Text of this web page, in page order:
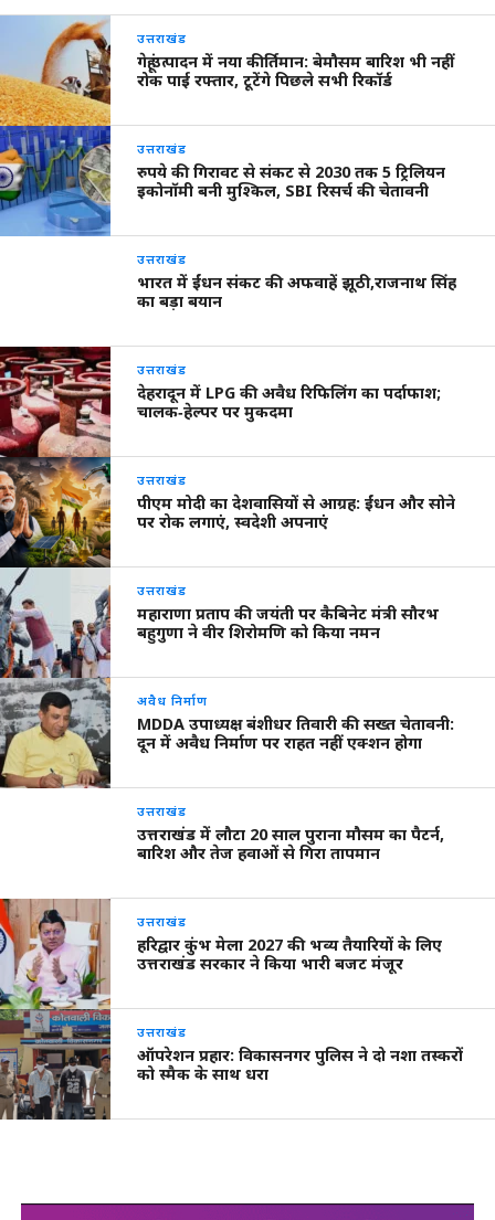
उत्तराखंड
गेहूं उत्पादन में नया कीर्तिमान: बेमौसम बारिश भी नहीं
रोक पाई रफ्तार, टूटेंगे पिछले सभी रिकॉर्ड
उत्तराखंड
रुपये की गिरावट से संकट से 2030 तक 5 ट्रिलियन
इकोनॉमी बनी मुश्किल, SBI रिसर्च की चेतावनी
उत्तराखंड
भारत में ईंधन संकट की अफवाहें झूठी,राजनाथ सिंह
का बड़ा बयान
उत्तराखंड
देहरादून में LPG की अवैध रिफिलिंग का पर्दाफाश;
चालक‑हेल्पर पर मुकदमा
उत्तराखंड
पीएम मोदी का देशवासियों से आग्रह: ईंधन और सोने
पर रोक लगाएं, स्वदेशी अपनाएं
उत्तराखंड
महाराणा प्रताप की जयंती पर कैबिनेट मंत्री सौरभ
बहुगुणा ने वीर शिरोमणि को किया नमन
अवैध निर्माण
MDDA उपाध्यक्ष बंशीधर तिवारी की सख्त चेतावनी:
दून में अवैध निर्माण पर राहत नहीं एक्शन होगा
उत्तराखंड
उत्तराखंड में लौटा 20 साल पुराना मौसम का पैटर्न,
बारिश और तेज हवाओं से गिरा तापमान
उत्तराखंड
हरिद्वार कुंभ मेला 2027 की भव्य तैयारियों के लिए
उत्तराखंड सरकार ने किया भारी बजट मंजूर
उत्तराखंड
ऑपरेशन प्रहार: विकासनगर पुलिस ने दो नशा तस्करों
को स्मैक के साथ धरा